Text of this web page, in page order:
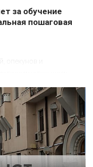
за обучение
пошаговая
опекунов и